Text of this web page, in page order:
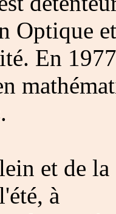
Optique
En
et de la
à